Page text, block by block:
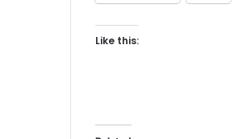
Like this: